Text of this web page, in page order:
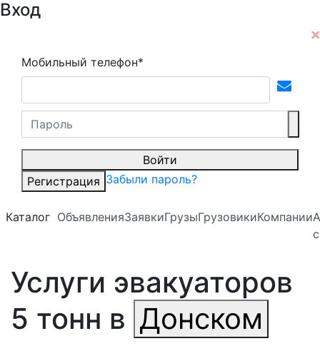
Вход
Мобильный телефон*
Войти
Регистрация Забыли пароль?
Каталог ОбъявленияЗаявкиГрузыГрузовикиКомпании
Услуги эвакуаторов
5 тонн в Донском